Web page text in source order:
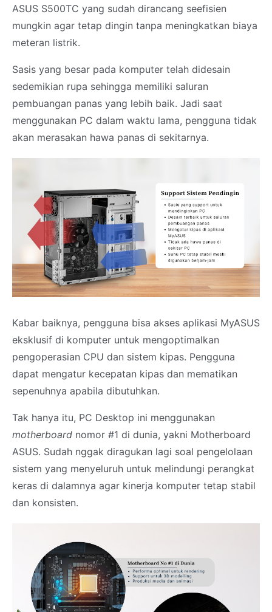
ASUS S500TC yang sudah dirancang seefisien
mungkin agar tetap dingin tanpa meningkatkan biaya
meteran listrik.
Sasis yang besar pada komputer telah didesain
sedemikian rupa sehingga memiliki saluran
pembuangan panas yang lebih baik. Jadi saat
menggunakan PC dalam waktu lama, pengguna tidak
akan merasakan hawa panas di sekitarnya.
Kabar baiknya, pengguna bisa akses aplikasi MyASUS
eksklusif di komputer untuk mengoptimalkan
pengoperasian CPU dan sistem kipas. Pengguna
dapat mengatur kecepatan kipas dan mematikan
sepenuhnya apabila dibutuhkan.
Tak hanya itu, PC Desktop ini menggunakan
motherboard nomor #1 di dunia, yakni Motherboard
ASUS. Sudah nggak diragukan lagi soal pengelolaan
sistem yang menyeluruh untuk melindungi perangkat
keras di dalamnya agar kinerja komputer tetap stabil
dan konsisten.